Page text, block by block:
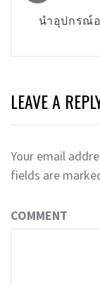
นำอุปกรณ์อ
LEAVE A
Your email
fields are
COMMENT